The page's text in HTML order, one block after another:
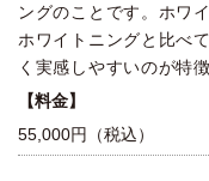
ングのことです。ホワ
ホワイトニングと比べ
く実感しやすいのが特徴
【料金】
55,000円（税込）